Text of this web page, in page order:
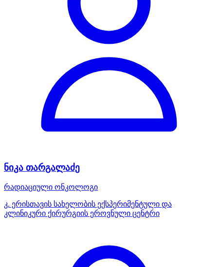
ნიკა თარგალაძე
რადიაციული ონკოლოგი
კ. ერისთავის სახელობის ექსპერიმენტული და
კლინიკური ქირურგიის ეროვნული ცენტრი